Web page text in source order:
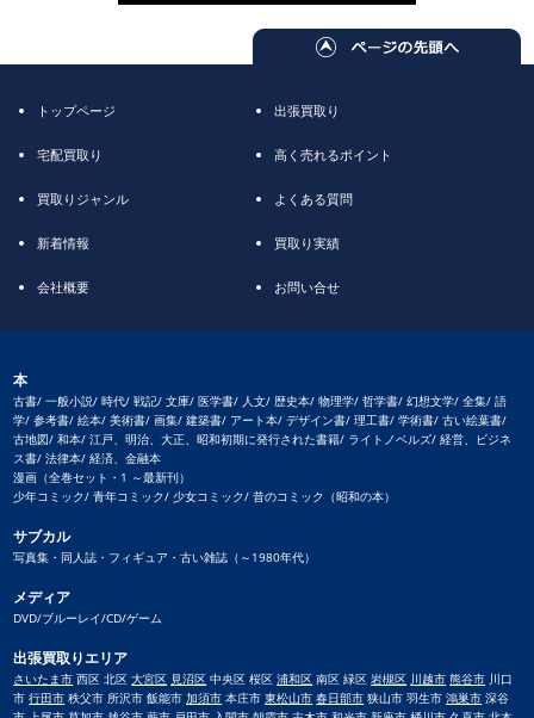
トップページ 出張買取り
宅配買取り 高く売れるポイント
買取りジャンル よくある質問
新着情報 買取り実績
会社概要 お問い合せ
本
古書/ 一般小説/ 時代/ 戦記/ 文庫/ 医学書/ 人文/ 歴史本/ 物理学/ 哲学書/ 幻想文学/ 全集/ 語
学/ 参考書/ 絵本/ 美術書/ 画集/ 建築書/ アート本/ デザイン書/ 理工書/ 学術書/ 古い絵葉書/
古地図/ 和本/ 江戸、明治、大正、昭和初期に発行された書籍/ ライトノベルズ/ 経営、ビジネ
ス書/ 法律本/ 経済、金融本
漫画（全巻セット・1 ～最新刊）
少年コミック/ 青年コミック/ 少女コミック/ 昔のコミック（昭和の本）
サブカル
写真集・同人誌・フィギュア・古い雑誌（～1980年代）
メディア
DVD/ブルーレイ/CD/ゲーム
出張買取りエリア
さいたま市 西区 北区大宮区 見沼区 中央区 桜区浦和区 南区 緑区岩槻区 川越市 熊谷市 川口
市行田市 秩父市 所沢市 飯能市加須市 本庄市東松山市 春日部市 狭山市 羽生市鴻巣市 深谷